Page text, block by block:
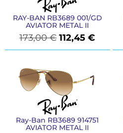
RAY-BAN RB3689 001/GD
AVIATOR METAL II
173,00€ 112,45€
Ray-Ban RB3689 914751
AVIATOR METAL II